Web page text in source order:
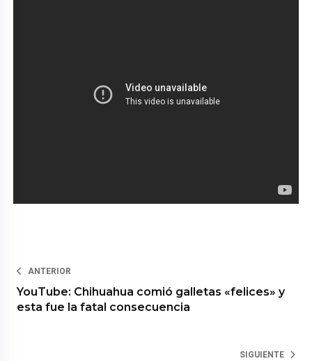
ANTERIOR
YouTube: Chihuahua comió galletas «felices» y
esta fue la fatal consecuencia
SIGUIENTE